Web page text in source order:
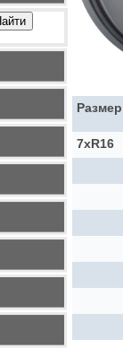
Размер
7xR16